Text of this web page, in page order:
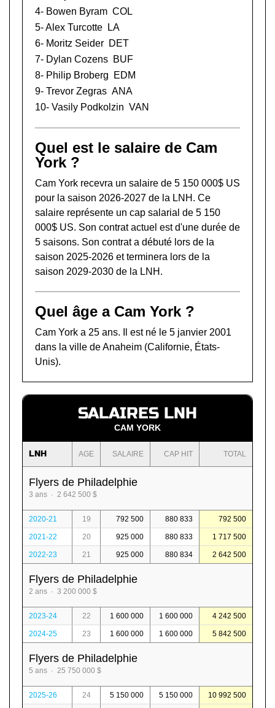
4- Bowen Byram COL
5-Alex Turcotte
LA
6- Moritz Seider DET
7- Dylan Cozens BUF
8- Philip Broberg
EDM
9- Trevor Zegras ANA
10- Vasily Podkolzin VAN
Quel est le salaire de Cam
York ?
Cam York recevra un salaire de 5 150 000$ US
pour la saison 2026-2027 de la LNH. Ce
salaire représente un cap salarial de 5 150
000$ US. Son contrat actuel est d'une durée de
5 saisons. Son contrat a débuté lors de la
saison 2025-2026 et terminera lors de la
saison 2029-2030 de la LNH.
Quel âge a Cam York ?
Cam York a 25 ans. Il est né le 5 janvier 2001
dans la ville de Anaheim (Californie, États-
Unis).
SALAIRES LNH
CAM YORK
LNH AGE SALAIRE CAP HIT TOTAL
Flyers de Philadelphie
3 ans · 2 642 500 $
2020-21 19 792 500 880 833 792 500
2021-22 20 925 000 880 833 1 717 500
2022-23 21 925 000 880 834 2 642 500
Flyers de Philadelphie
2 ans · 3 200 000 $
2023-24 22 1 600 000 1 600 000 4 242 500
2024-25 23 1 600 000 1 600 000 5 842 500
Flyers de Philadelphie
5 ans · 25 750 000 $
2025-26 24 5 150 000 5 150 000 10 992 500